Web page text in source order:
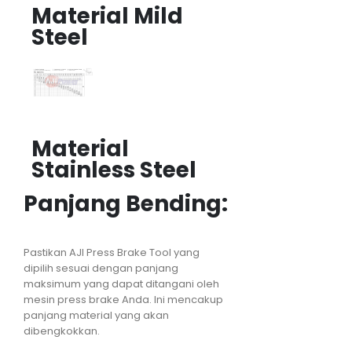
Material Mild
Steel
Material
Stainless Steel
Panjang Bending:
Pastikan AJI Press Brake Tool yang
dipilih sesuai dengan panjang
maksimum yang dapat ditangani oleh
mesin press brake Anda. Ini mencakup
panjang material yang akan
dibengkokkan.